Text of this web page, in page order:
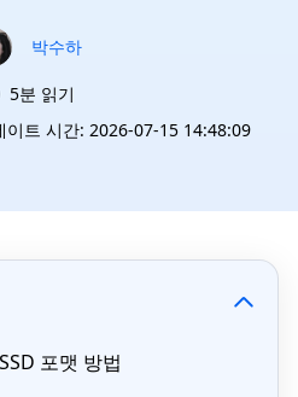
박수하
5분 읽기
이트 시간: 2026-07-15 14:48:09
포맷 방법